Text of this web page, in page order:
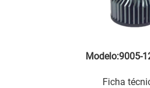
Modelo:9005-
Ficha